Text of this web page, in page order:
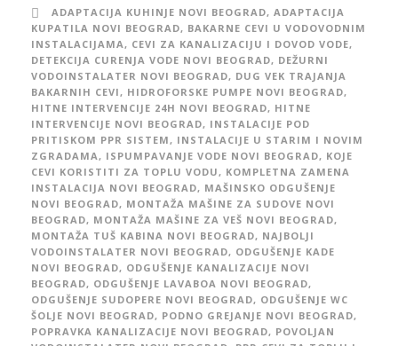
ADAPTACIJA KUHINJE NOVI BEOGRAD, ADAPTACIJA
KUPATILA NOVI BEOGRAD, BAKARNE CEVI U VODOVODNIM
INSTALACIJAMA, CEVI ZA KANALIZACIJU I DOVOD VODE,
DETEKCIJA CURENJA VODE NOVI BEOGRAD, DEŽURNI
VODOINSTALATER NOVI BEOGRAD, DUG VEK TRAJANJA
BAKARNIH CEVI, HIDROFORSKE PUMPE NOVI BEOGRAD,
HITNE INTERVENCIJE 24H NOVI BEOGRAD, HITNE
INTERVENCIJE NOVI BEOGRAD, INSTALACIJE POD
PRITISKOM PPR SISTEM, INSTALACIJE U STARIM I NOVIM
ZGRADAMA, ISPUMPAVANJE VODE NOVI BEOGRAD, KOJE
CEVI KORISTITI ZA TOPLU VODU, KOMPLETNA ZAMENA
INSTALACIJA NOVI BEOGRAD, MAŠINSKO ODGUŠENJE
NOVI BEOGRAD, MONTAŽA MAŠINE ZA SUDOVE NOVI
BEOGRAD, MONTAŽA MAŠINE ZA VEŠ NOVI BEOGRAD,
MONTAŽA TUŠ KABINA NOVI BEOGRAD, NAJBOLJI
VODOINSTALATER NOVI BEOGRAD, ODGUŠENJE KADE
NOVI BEOGRAD, ODGUŠENJE KANALIZACIJE NOVI
BEOGRAD, ODGUŠENJE LAVABOA NOVI BEOGRAD,
ODGUŠENJE SUDOPERE NOVI BEOGRAD, ODGUŠENJE WC
ŠOLJE NOVI BEOGRAD, PODNO GREJANJE NOVI BEOGRAD,
POPRAVKA KANALIZACIJE NOVI BEOGRAD, POVOLJAN